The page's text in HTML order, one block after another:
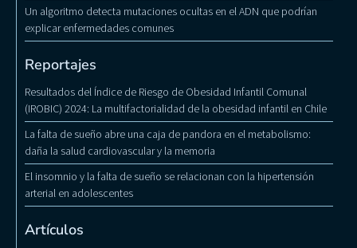
Un algoritmo detecta mutaciones ocultas en el ADN que podrían
explicar enfermedades comunes
Reportajes
Resultados del Índice de Riesgo de Obesidad Infantil Comunal
(IROBIC) 2024: La multifactorialidad de la obesidad infantil en Chile
La falta de sueño abre una caja de pandora en el metabolismo:
daña la salud cardiovascular y la memoria
El insomnio y la falta de sueño se relacionan con la hipertensión
arterial en adolescentes
Artículos